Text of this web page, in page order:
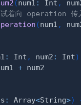
(num1 : Int ,
着向 operation 传
(num1 ,
: Int , num2 : Int)
+
: Array<String>)